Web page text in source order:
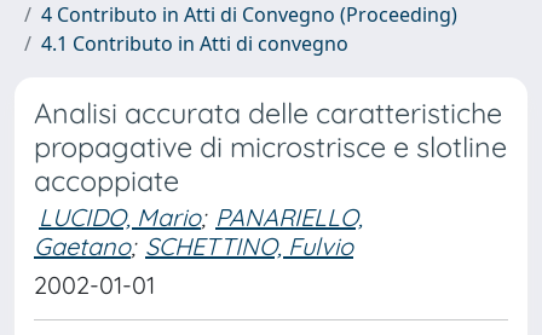
4 Contributo in Atti di Convegno (Proceeding)
4.1 Contributo in Atti di convegno
Analisi accurata delle caratteristiche
propagative di microstrisce e slotline
accoppiate
LUCIDO, Mario; PANARIELLO,
Gaetano; SCHETTINO, Fulvio
2002-01-01